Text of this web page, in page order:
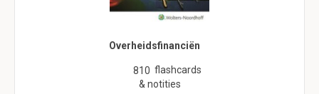
Overheidsfinanciën
810 flashcards
& notities